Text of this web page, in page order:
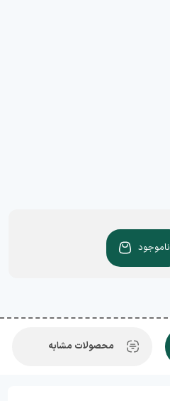
ناموجود
محصولات مشابه